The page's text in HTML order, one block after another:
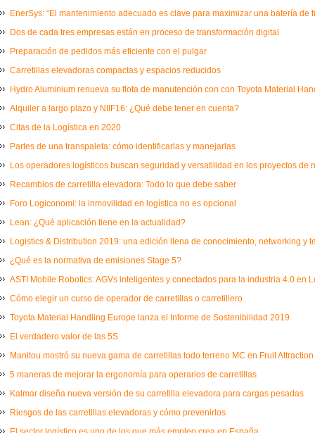
EnerSys: “El mantenimiento adecuado es clave para maximizar una batería de
Dos de cada tres empresas están en proceso de transformación digital
Preparación de pedidos más eficiente con el pulgar
Carretillas elevadoras compactas y espacios reducidos
Hydro Aluminium renueva su flota de manutención con con Toyota Material
Alquiler a largo plazo y NIIF16: ¿Qué debe tener en cuenta?
Citas de la Logística en 2020
Partes de una transpaleta: cómo identificarlas y manejarlas
Los operadores logísticos buscan seguridad y versatilidad en los proyectos de
Recambios de carretilla elevadora: Todo lo que debe saber
Foro Logiconomi: la inmovilidad en logística no es opcional
Lean: ¿Qué aplicación tiene en la actualidad?
Logistics & Distribution 2019: una edición llena de conocimiento, networking y
¿Qué es la normativa de emisiones Stage 5?
ASTI Mobile Robotics: AGVs inteligentes y conectados para la industria 4.0 en
Cómo elegir un curso de operador de carretillas o carretillero
Toyota Material Handling Europe lanza el Informe de Sostenibilidad 2019
El verdadero valor de las 5S
Manitou mostró su nueva gama de carretillas todo terreno MC en Fruit Attraction
5 maneras de mejorar la ergonomía para operarios de carretillas
Kalmar diseña nueva versión de su carretilla elevadora para cargas pesadas
Riesgos de las carretillas elevadoras y cómo prevenirlos